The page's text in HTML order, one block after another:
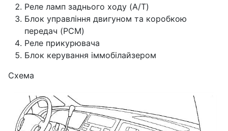
Реле ламп заднього ходу (A/T)
Блок управління двигуном та коробкою
передач (PCM)
Реле прикурювача
Блок керування іммобілайзером
Схема